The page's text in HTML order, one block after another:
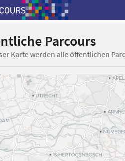
Parcours
Karte werden alle öffentlichen